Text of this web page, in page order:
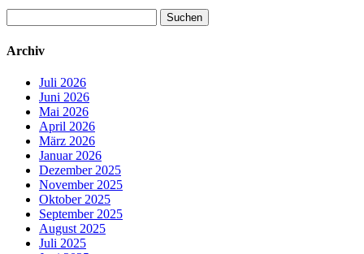
nach:
Archiv
Juli 2026
Juni 2026
Mai 2026
April 2026
März 2026
Januar 2026
Dezember 2025
November 2025
Oktober 2025
September 2025
August 2025
Juli 2025